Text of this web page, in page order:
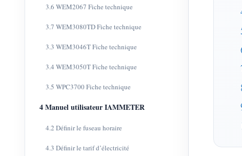
3.6 WEM2067 Fiche technique
3.7 WEM3080TD Fiche technique
3.3 WEM3046T Fiche technique
3.4 WEM3050T Fiche technique
3.5 WPC3700 Fiche technique
4 Manuel utilisateur IAMMETER
4.2 Définir le fuseau horaire
4.3 Définir le tarif d’électricité